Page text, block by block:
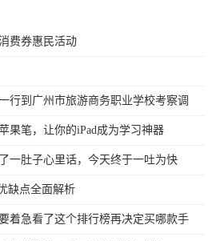
费券惠民活动
行到广州市旅游商务职业学校考察调
果笔，让你的iPad成为学习神器
一肚子心里话，今天终于一吐为快
缺点全面解析
着急看了这个排行榜再决定买哪款手